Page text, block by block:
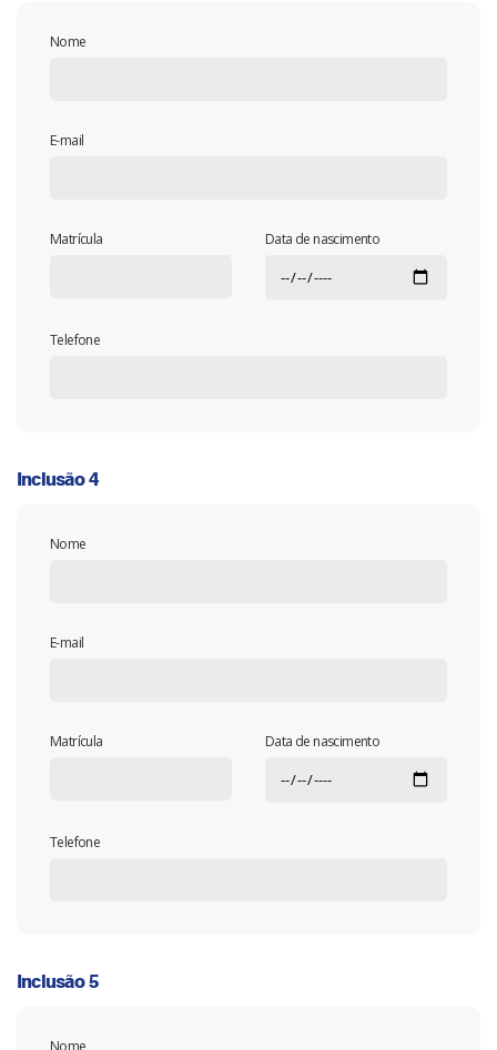
Nome
E-mail
Matrícula Data de nascimento
Telefone
Inclusão 4
Nome
E-mail
Matrícula Data de nascimento
Telefone
Inclusão 5
Nome